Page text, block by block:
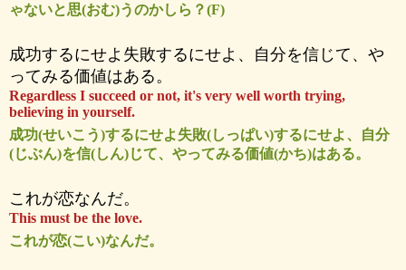
ゃないと思(おむ)うのかしら？(F)
成功するにせよ失敗するにせよ、自分を信じて、や
ってみる価値はある。
Regardless I succeed or not, it's very well worth trying,
believing in yourself.
成功(せいこう)するにせよ失敗(しっぱい)するにせよ、自分
(じぶん)を信(しん)じて、やってみる価値(かち)はある。
これが恋なんだ。
This must be the love.
これが恋(こい)なんだ。